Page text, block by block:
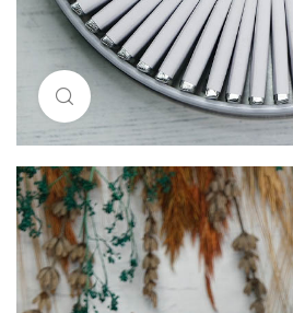
Resimi büyütmek için tıklayın